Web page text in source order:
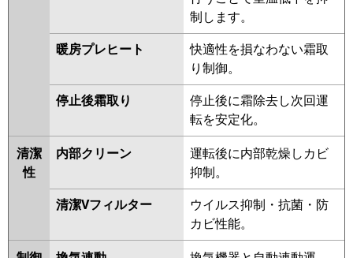
制します。
暖房プレヒート
快適性を損なわない霜取
り制御。
停止後霜取り
停止後に霜除去し次回運
転を安定化。
清潔
性
内部クリーン
運転後に内部乾燥しカビ
抑制。
清潔Vフィルター
ウイルス抑制・抗菌・防
カビ性能。